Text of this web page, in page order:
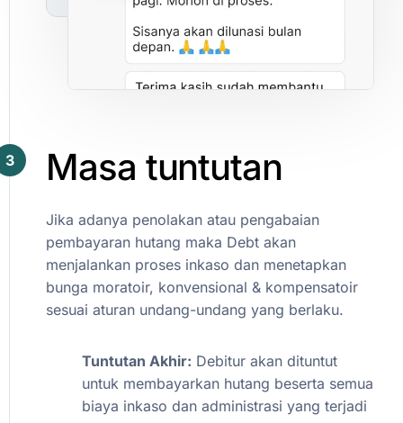
Masa tuntutan
3
Jika adanya penolakan atau pengabaian
pembayaran hutang maka Debt akan
menjalankan proses inkaso dan menetapkan
bunga moratoir, konvensional & kompensatoir
sesuai aturan undang-undang yang berlaku.
Tuntutan Akhir: Debitur akan dituntut
untuk membayarkan hutang beserta semua
biaya inkaso dan administrasi yang terjadi